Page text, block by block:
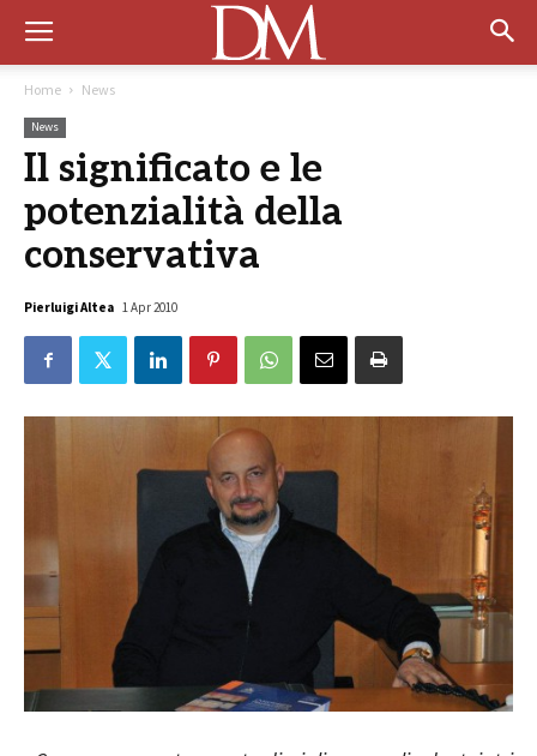
Home News
News
Il significato e le
potenzialità della
conservativa
Pierluigi Altea 1 Apr 2010